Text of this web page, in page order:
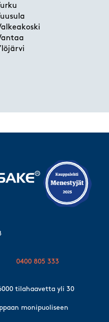
0400 805 333
tilahaavetta yli 30
monipuoliseen